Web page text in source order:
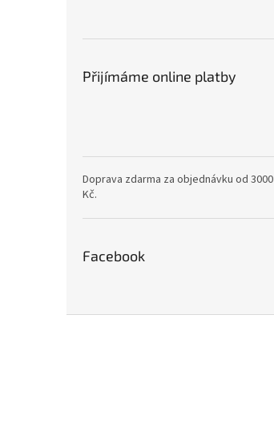
Přijímáme online platby
Doprava zdarma za objednávku od 3000
Kč.
Facebook